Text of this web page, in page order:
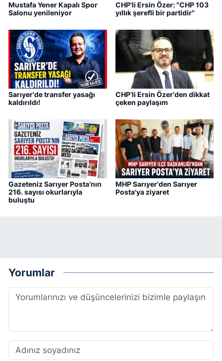
Mustafa Yener Kapalı Spor
Salonu yenileniyor
CHP'li Ersin Özer: "CHP 103
yıllık şerefli bir partidir"
Sarıyer'de transfer yasağı
kaldırıldı!
CHP’li Ersin Özer'den dikkat
çeken paylaşım
Gazeteniz Sarıyer Posta'nın
216. sayısı okurlarıyla
buluştu
MHP Sarıyer'den Sarıyer
Posta'ya ziyaret
Yorumlar